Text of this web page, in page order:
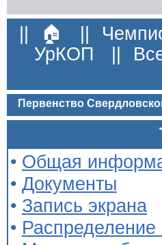
|| 🏠 ||
УрКОП
||
Первенство
• Общая
• Документы
• Запись экрана
•